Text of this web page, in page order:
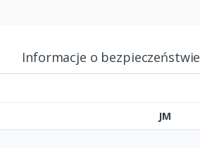
Informacje o bezpieczeństwie
JM